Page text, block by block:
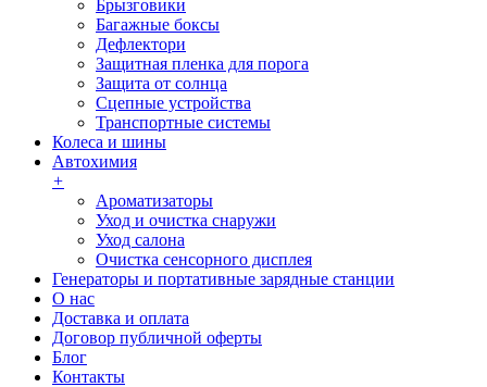
Брызговики
Багажные боксы
Дефлектори
Защитная пленка для порога
Защита от солнца
Сцепные устройства
Транспортные системы
Колеса и шины
Автохимия
+
Ароматизаторы
Уход и очистка снаружи
Уход салона
Очистка сенсорного дисплея
Генераторы и портативные зарядные станции
О нас
Доставка и оплата
Договор публичной оферты
Блог
Контакты